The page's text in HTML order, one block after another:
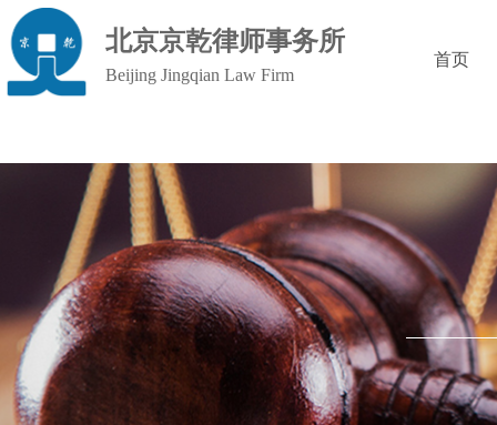
北京京乾律师事务所
Beijing Jingqian Law Firm
首页